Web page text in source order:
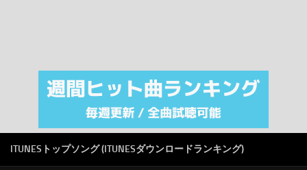
注目カテゴリ
オリジナルiTunes週間トップソング
ITUNESトップソング (ITUNESダウンロードランキング)